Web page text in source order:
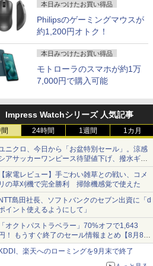
本日みつけたお買い得品
Philipsのゲーミングマウスが
約1,200円オトク！
本日みつけたお買い得品
モトローラのスマホが約1万
7,000円で購入可能
Impress Watchシリーズ 人気記事
24時間 1週間 1カ月
ニクロ、今日から「お盆特別セール」。涼感
アサッカーワンピース待望値下げ、撥水ギア
ョーツは1990円に
家電レビュー】手ごわい雑草との戦い、コメ
の草刈機で完全勝利 掃除機感覚で使えた
島田社長、ソフトバンクのセブン出資に「d
イント使えるようにして」
オクトパストラベラー」70%オフで1,643
！ もうすぐ終了のセール情報まとめ【8月8日
新】
ンテンドーeショップでは「大神 絶景版」が
、楽天へのローミングを9月末で終了